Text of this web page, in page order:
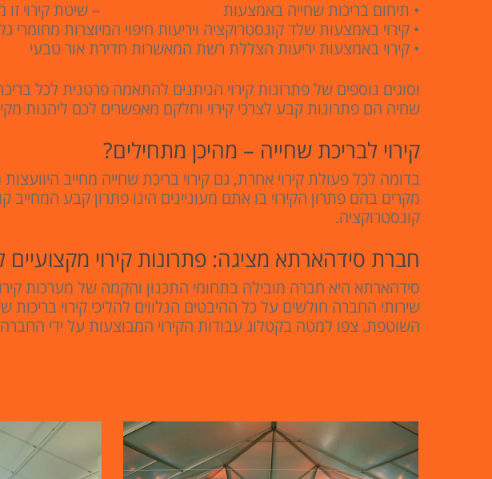
• תיחום בריכות שחייה באמצעות
– שיטת קירוי
• קירוי באמצעות שלד קונסטרוקציה ויריעות חיפוי המיוצרות מחומרי
• קירוי באמצעות יריעות הצללת רשת המאשרות חדירת אור טבעי
וסוגים נוספים של פתרונות קירוי הניתנים להתאמה פרטנית לכל
שחיה הם פתרונות קבע לצרכי קירוי וחלקם מאפשרים לכם ליהנות
קירוי לבריכת שחייה – מהיכן מתחילים?
בדומה לכל פעולת קירוי אחרת, גם קירוי בריכת שחייה מחייב
מקרים בהם פתרון הקירוי בו אתם מעוניינים הינו פתרון קבע המחייב
קונסטרוקציה.
חברת סידהארתא מציגה: פתרונות קירוי מקצועיים
סידהארתא היא חברה מובילה בתחומי התכנון והקמה של מערכות
שירותי החברה חולשים על כל ההיבטים הנלווים להליכי קירוי
השוטפת. צפו למטה בקטלוג עבודות הקירוי המבוצעות על ידי החברה